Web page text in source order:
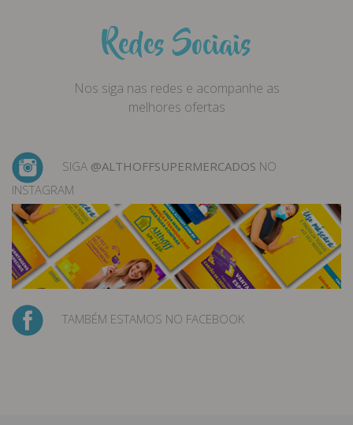
Redes Sociais
Nos siga nas redes e acompanhe as
melhores ofertas
SIGA @ALTHOFFSUPERMERCADOS NO
INSTAGRAM
TAMBÉM ESTAMOS NO FACEBOOK